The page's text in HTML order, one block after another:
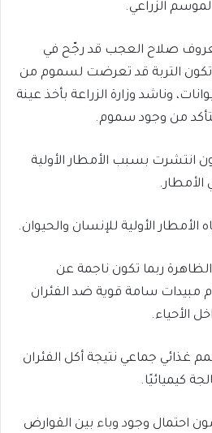
الزراعي.
صلاح العجب قد رجّح في
التربة قد تعرضت لسموم من
وناشد وزارة الزراعة بأخذ عينة
من وجود سموم.
انتشرت بسبب الأمطار الأولية
الأولية للإنسان والحيوان.
ربما تكون ناجمة عن
مبيدات سامة قوية ضد الفئران
الأحياء.
غذائي جماعي نتيجة أكل الفئران
كيميائيًا.
احتمال وجود وباء بين القوارض